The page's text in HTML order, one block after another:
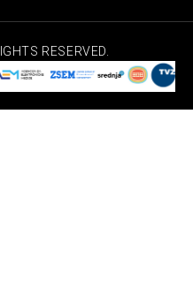
RESERVED.